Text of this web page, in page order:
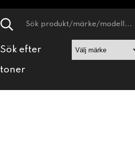
Sök efter
toner